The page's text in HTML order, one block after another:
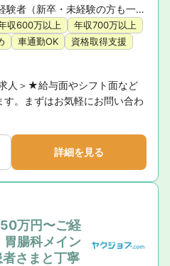
薬剤師免許※調剤の実務経験者（新卒・未経験の方も一度ご相談ください）
収600万以上
年収700万以上
車通勤OK
資格取得支援
人＞★給与面やシフト面など
。まずはお気軽にお問い合わ
詳細を見る
万円〜ご経
腸科メイン
者さまと丁寧